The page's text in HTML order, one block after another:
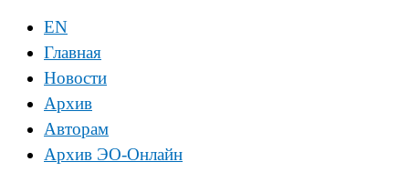
EN
Главная
Новости
Архив
Авторам
Архив ЭО-Онлайн